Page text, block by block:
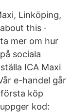
Linköping,
this ·
mer om hur
sociala
ICA Maxi
e-handel går
köp
kod: